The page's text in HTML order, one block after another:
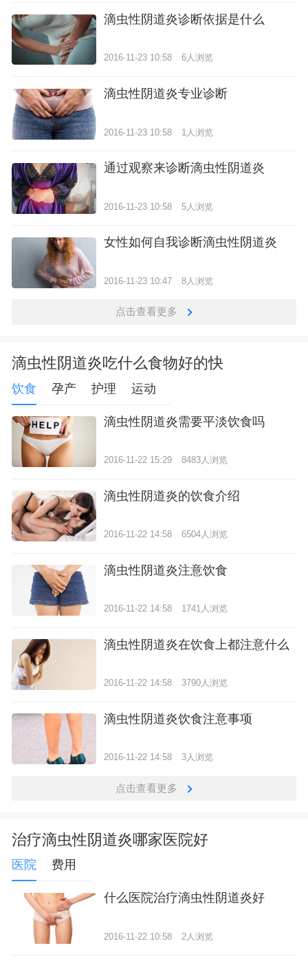
滴虫性阴道炎诊断依据是什么
2016-11-23 10:58 6人浏览
滴虫性阴道炎专业诊断
2016-11-23 10:58 1人浏览
通过观察来诊断滴虫性阴道炎
2016-11-23 10:58 5人浏览
女性如何自我诊断滴虫性阴道炎
2016-11-23 10:47 8人浏览
点击查看更多
滴虫性阴道炎吃什么食物好的快
饮食 孕产 护理 运动
滴虫性阴道炎需要平淡饮食吗
2016-11-22 15:29 8483人浏览
滴虫性阴道炎的饮食介绍
2016-11-22 14:58 6504人浏览
滴虫性阴道炎注意饮食
2016-11-22 14:58 1741人浏览
滴虫性阴道炎在饮食上都注意什么
2016-11-22 14:58 3790人浏览
滴虫性阴道炎饮食注意事项
2016-11-22 14:58 3人浏览
点击查看更多
治疗滴虫性阴道炎哪家医院好
医院 费用
什么医院治疗滴虫性阴道炎好
2016-11-22 10:58 2人浏览